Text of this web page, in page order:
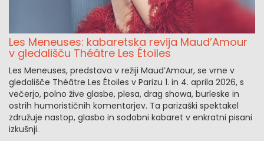
Les Meneuses: kabaretska revija Maud’Amour
v gledališču Théâtre Les Étoiles
Les Meneuses, predstava v režiji Maud’Amour, se vrne v
gledališče Théâtre Les Étoiles v Parizu 1. in 4. aprila 2026, s
večerjo, polno žive glasbe, plesa, drag showa, burleske in
ostrih humorističnih komentarjev. Ta parizaški spektakel
združuje nastop, glasbo in sodobni kabaret v enkratni pisani
izkušnji.